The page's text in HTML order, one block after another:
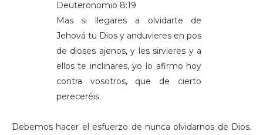
Deuteronomio 8:19
Mas si llegares a olvidarte de
Jehová tu Dios y anduvieres en pos
de dioses ajenos, y les sirvieres y a
ellos te inclinares, yo lo afirmo hoy
contra vosotros, que de cierto
pereceréis.
Debemos hacer el esfuerzo de nunca olvidarnos de Dios.